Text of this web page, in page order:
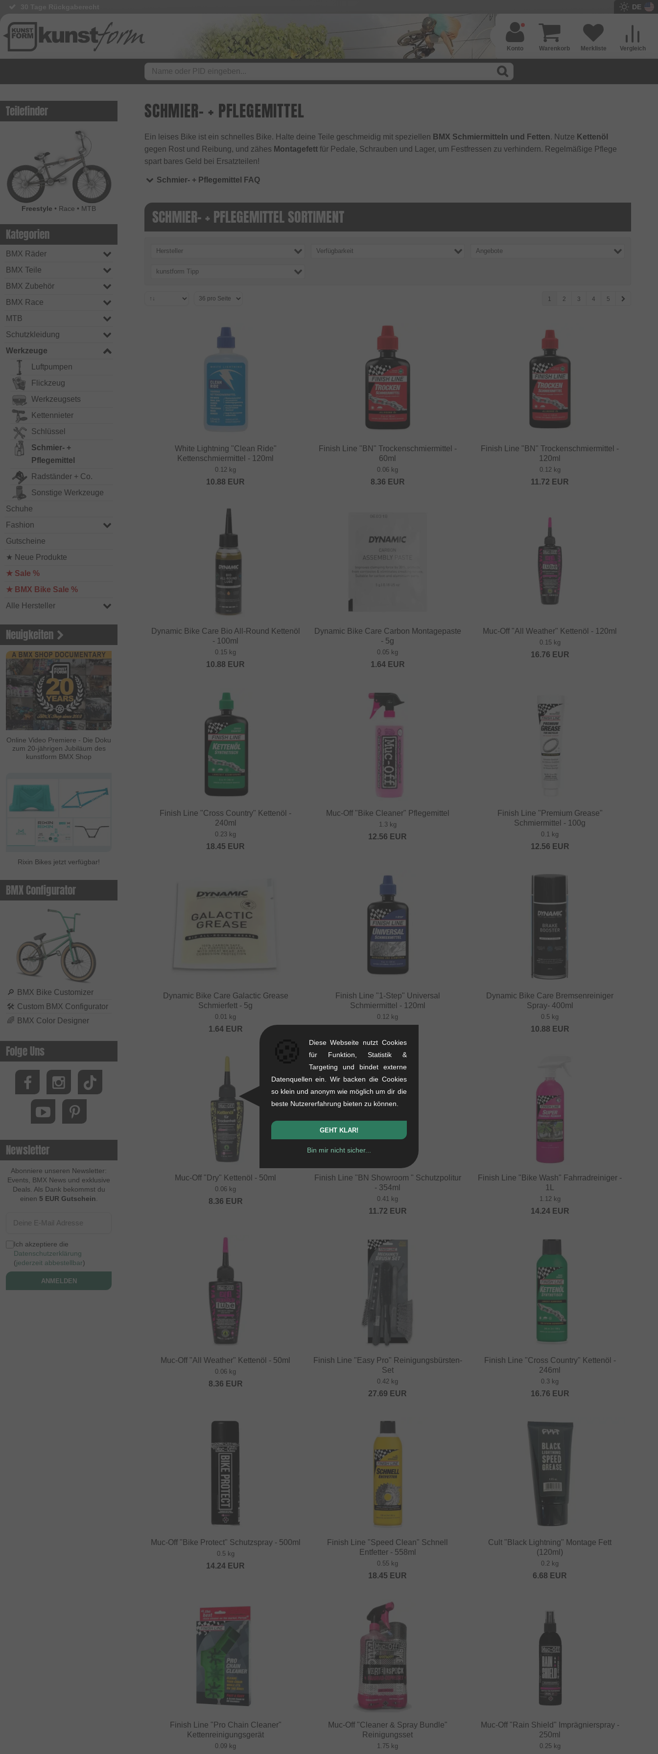
DE
Vergleich
Merkliste
Warenkorb
Konto
Teilefinder
Freestyle • Race • MTB
Kategorien
BMX Räder
BMX Teile
BMX Zubehör
BMX Race
MTB
Schutzkleidung
Werkzeuge
Luftpumpen
Flickzeug
Werkzeugsets
Kettennieter
Schlüssel
Schmier- +
Pflegemittel
Radständer + Co.
Sonstige Werkzeuge
Schuhe
Fashion
Gutscheine
★ Neue Produkte
★ Sale %
★ BMX Bike Sale %
Alle Hersteller
Neuigkeiten
Online Video Premiere - Die Doku
zum 20-jährigen Jubiläum des
kunstform BMX Shop
Rixin Bikes jetzt verfügbar!
BMX Configurator
🔎 BMX Bike Customizer
🛠 Custom BMX Configurator
🌈 BMX Color Designer
Folge Uns
Newsletter
Abonniere unseren Newsletter:
Events, BMX News und exklusive
Deals. Als Dank bekommst du
einen 5 EUR Gutschein
Ich akzeptiere die
Datenschutzerklärung
(jederzeit abbestellbar)
ANMELDEN
SCHMIER- + PFLEGEMITTEL
Ein leises Bike ist ein schnelles Bike. Halte deine Teile geschmeidig mit speziellen BMX Schmiermitteln und Fetten. Nutze Kettenöl
gegen Rost und Reibung, und zähes Montagefett für Pedale, Schrauben und Lager, um Festfressen zu verhindern. Regelmäßige Pflege
spart bares Geld bei Ersatzteilen!
Schmier- + Pflegemittel FAQ
SCHMIER- + PFLEGEMITTEL SORTIMENT
Hersteller Verfügbarkeit Angebote
kunstform Tipp
1 2 3 4 5
White Lightning "Clean Ride"
Kettenschmiermittel - 120ml
0.12 kg
10.88 EUR
Finish Line "BN" Trockenschmiermittel -
60ml
0.06 kg
8.36 EUR
Finish Line "BN" Trockenschmiermittel -
120ml
0.12 kg
11.72 EUR
Dynamic Bike Care Bio All-Round Kettenöl
- 100ml
0.15 kg
10.88 EUR
Dynamic Bike Care Carbon Montagepaste
- 5g
0.05 kg
1.64EUR
Muc-Off "All Weather" Kettenöl - 120ml
0.15 kg
16.76 EUR
Finish Line "Cross Country" Kettenöl -
240ml
0.23 kg
18.45 EUR
Muc-Off "Bike Cleaner" Pflegemittel
1.3 kg
12.56 EUR
Finish Line "Premium Grease"
Schmiermittel - 100g
0.1 kg
12.56 EUR
Dynamic Bike Care Galactic Grease
Schmierfett - 5g
0.01 kg
1.64EUR
Finish Line "1-Step" Universal
Schmiermittel - 120ml
0.12 kg
Dynamic Bike Care Bremsenreiniger
Spray- 400ml
0.5 kg
10.88 EUR
Muc-Off "Dry" Kettenöl - 50ml
0.06 kg
8.36 EUR
Finish Line "BN Showroom " Schutzpolitur
- 354ml
0.41 kg
11.72 EUR
Finish Line "Bike Wash" Fahrradreiniger -
1L
1.12 kg
14.24EUR
Muc-Off "All Weather" Kettenöl - 50ml
0.06 kg
8.36 EUR
Finish Line "Easy Pro" Reinigungsbürsten-
Set
0.42 kg
27.69 EUR
Finish Line "Cross Country" Kettenöl -
246ml
0.3 kg
16.76 EUR
Muc-Off "Bike Protect" Schutzspray - 500ml
0.5 kg
14.24 EUR
Finish Line "Speed Clean" Schnell
Entfetter - 558ml
0.55 kg
18.45 EUR
Cult "Black Lightning" Montage Fett
(120ml)
0.2 kg
6.68 EUR
Finish Line "Pro Chain Cleaner"
Kettenreinigungsgerät
0.09 kg
Muc-Off "Cleaner & Spray Bundle"
Reinigungsset
1.75 kg
Muc-Off "Rain Shield" Imprägnierspray -
250ml
0.25 kg
Diese Webseite nutzt Cookies
für Funktion, Statistik &
Targeting und bindet externe
Datenquellen ein. Wir backen die Cookies
so klein und anonym wie möglich um dir die
beste Nutzererfahrung bieten zu können.
GEHT KLAR!
Bin mir nicht sicher...